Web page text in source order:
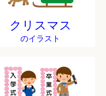
クリスマス
のイラスト